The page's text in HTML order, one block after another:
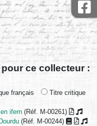
ce collecteur :
français
Titre critique
ifern (Réf. M-00261)
(Réf. M-00244)